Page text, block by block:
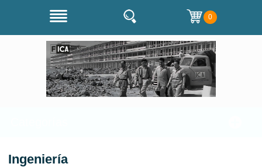
0
Ingeniería